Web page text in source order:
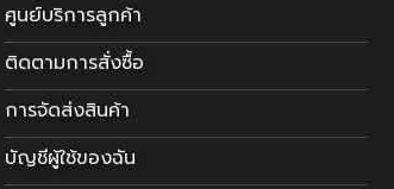
ศูนย์บริการลูกค้า
ติดตามการสั่งซื้อ
การจัดส่งสินค้า
บัญชีผู้ใช้ของฉัน